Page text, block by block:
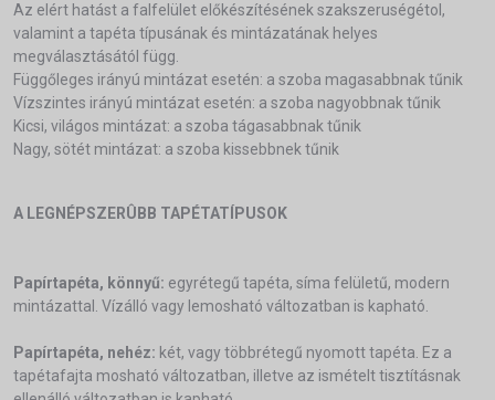
Az elért hatást a falfelület előkészítésének szakszeruségétol,
valamint a tapéta típusának és mintázatának helyes
megválasztásától függ.
Függőleges irányú mintázat esetén: a szoba magasabbnak tűnik
Vízszintes irányú mintázat esetén: a szoba nagyobbnak tűnik
Kicsi, világos mintázat: a szoba tágasabbnak tűnik
Nagy, sötét mintázat: a szoba kissebbnek tűnik
A LEGNÉPSZERÛBB TAPÉTATÍPUSOK
Papírtapéta, könnyű: egyrétegű tapéta, síma felületű, modern
mintázattal. Vízálló vagy lemosható változatban is kapható.
Papírtapéta, nehéz: két, vagy többrétegű nyomott tapéta. Ez a
tapétafajta mosható változatban, illetve az ismételt tisztításnak